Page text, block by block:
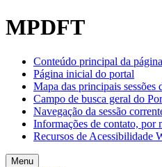
MPDFT
Conteúdo principal da
Página inicial do portal
Mapa das principais sessões
Campo de busca geral do
Navegação da sessão
Informações de contato, por
Recursos de Acessibilidade
Menu